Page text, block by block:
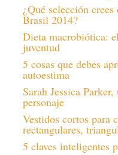
¿Qué selección
Brasil 2014?
Dieta macrobiótica:
juventud
5 cosas que debes
autoestima
Sarah Jessica
personaje
Vestidos cortos para
rectangulares,
5 claves inteligentes